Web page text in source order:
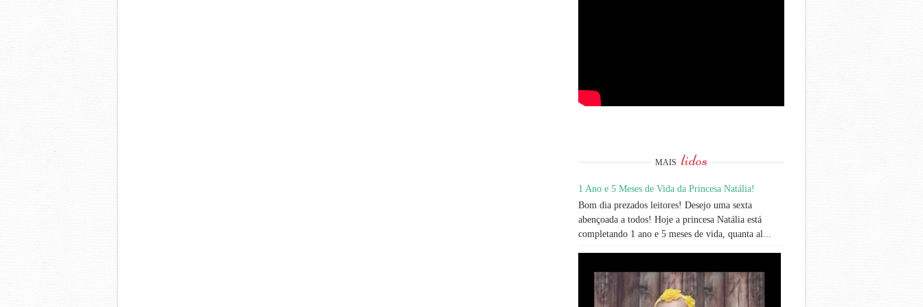
MAIS lidos
1 Ano e 5 Meses de Vida da Princesa Natália!
Bom dia prezados leitores! Desejo uma sexta
abençoada a todos! Hoje a princesa Natália está
completando 1 ano e 5 meses de vida, quanta al...